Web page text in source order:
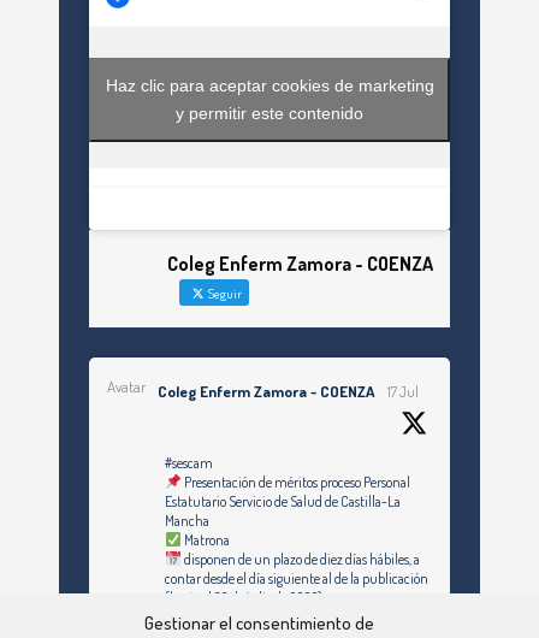
Gestionar el consentimiento de
Haz clic para aceptar cookies de marketing
y permitir este contenido
Coleg Enferm Zamora - COENZA
Seguir
Avatar Coleg Enferm Zamora - COENZA 17 Jul
#sescam
Presentación de méritos proceso Personal
Estatutario Servicio de Salud de Castilla-La
Mancha
Matrona
disponen de un plazo de diez días hábiles, a
contar desde el día siguiente al de la publicación
(hasta el 30 de julio de 2026)